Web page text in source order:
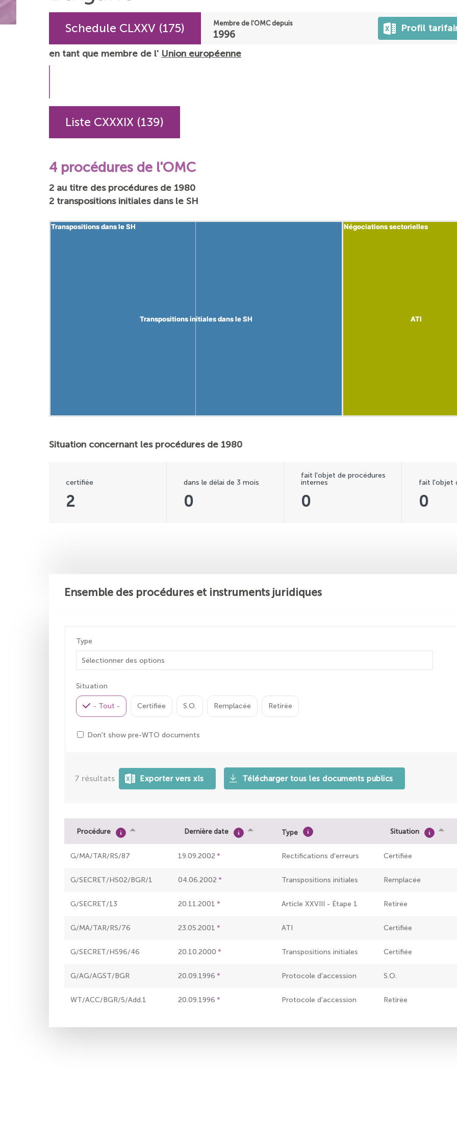
Schedule CLXXV (175) Membre de l'OMC depuis
1996
Profil
en tant que membre de l' Union européenne
Liste CXXXIX (139)
4 procédures de l'OMC
2 au titre des procédures de 1980
2 transpositions initiales dans le SH
Transpositions dans le SH
Transpositions dans le SH Négociations sectorielles
Négociations sectorielles
ATI
ATI
Transpositions initiales dans le SH
Transpositions initiales dans le SH
Situation concernant les procédures de 1980
2
certifiée
0
dans le délai de 3 mois
0
fait l'objet de procédures
internes
0
fait l'objet
Ensemble des procédures et instruments juridiques
Type
Situation
- Tout - Certifiée S.O. Remplacée Retirée
Don't show pre-WTO documents
7 résultats Télécharger tous les documents publics
Procédure Dernière date Type Situation
G/MA/TAR/RS/87 19.09.2002 Rectifications d'erreurs Certifiée
G/SECRET/HS02/BGR/1 04.06.2002 Transpositions initiales Remplacée
G/SECRET/13 20.11.2001 Article XXVIII - Étape 1 Retirée
G/MA/TAR/RS/76 23.05.2001 ATI Certifiée
G/SECRET/HS96/46 20.10.2000 Transpositions initiales Certifiée
G/AG/AGST/BGR 20.09.1996 Protocole d'accession S.O.
WT/ACC/BGR/5/Add.1 20.09.1996 Protocole d'accession Retirée